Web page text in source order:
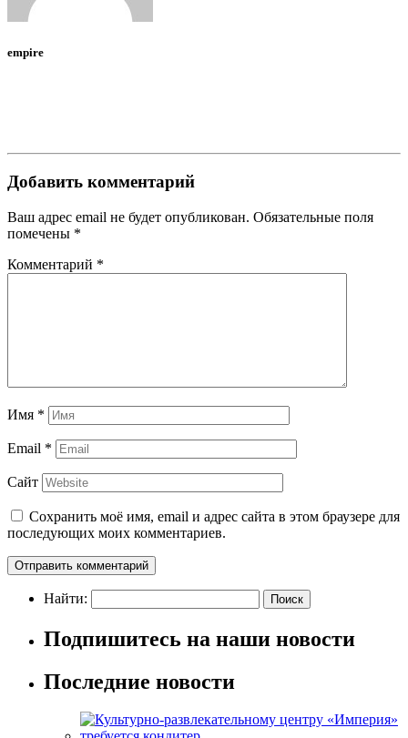
empire
Добавить комментарий
Ваш адрес email не будет опубликован. Обязательные поля
помечены *
Комментарий *
Имя *
Email *
Сайт
Сохранить моё имя, email и адрес сайта в этом браузере для
последующих моих комментариев.
Найти:
Подпишитесь на наши новости
Последние новости